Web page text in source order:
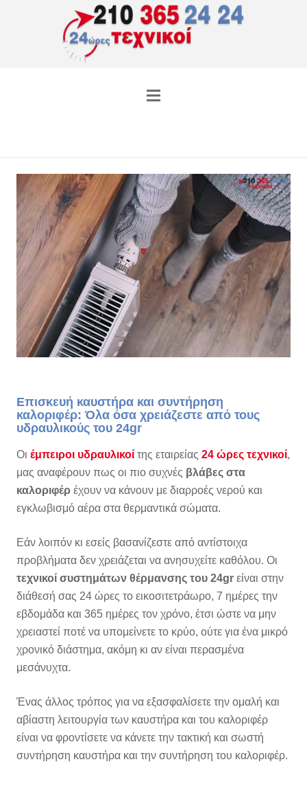
Επισκευή καυστήρα και συντήρηση
καλοριφέρ: Όλα όσα χρειάζεστε από τους
υδραυλικούς του 24gr
Οι έμπειροι υδραυλικοί της εταιρείας 24 ώρες τεχνικοί,
μας αναφέρουν πως οι πιο συχνές βλάβες στα
καλοριφέρ έχουν να κάνουν με διαρροές νερού και
εγκλωβισμό αέρα στα θερμαντικά σώματα.
Εάν λοιπόν κι εσείς βασανίζεστε από αντίστοιχα
προβλήματα δεν χρειάζεται να ανησυχείτε καθόλου. Οι
τεχνικοί συστημάτων θέρμανσης του 24gr είναι στην
διάθεσή σας 24 ώρες το εικοσιτετράωρο, 7 ημέρες την
εβδομάδα και 365 ημέρες τον χρόνο, έτσι ώστε να μην
χρειαστεί ποτέ να υπομείνετε το κρύο, ούτε για ένα μικρό
χρονικό διάστημα, ακόμη κι αν είναι περασμένα
μεσάνυχτα.
Ένας άλλος τρόπος για να εξασφαλίσετε την ομαλή και
αβίαστη λειτουργία των καυστήρα και του καλοριφέρ
είναι να φροντίσετε να κάνετε την τακτική και σωστή
συντήρηση καυστήρα και την συντήρηση του καλοριφέρ.